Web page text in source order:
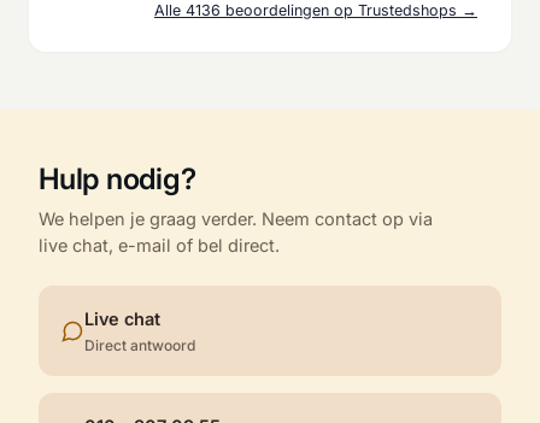
Alle 4136 beoordelingen op Trustedshops →
Hulp nodig?
We helpen je graag verder. Neem contact op via
live chat, e-mail of bel direct.
Live chat
Direct antwoord